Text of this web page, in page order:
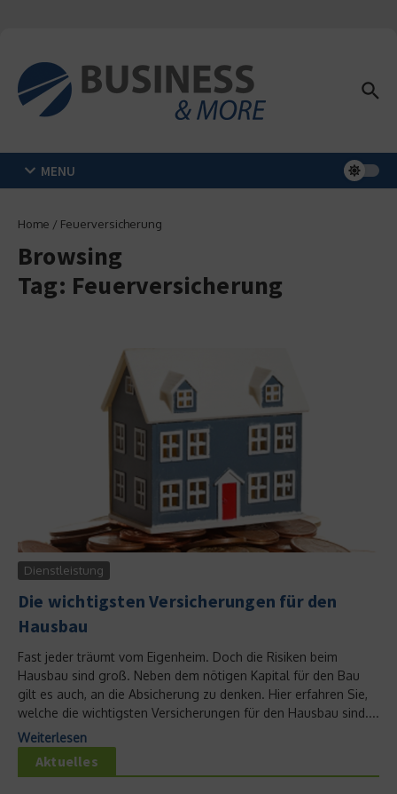
MENU
Home / Feuerversicherung
Browsing
Tag: Feuerversicherung
Dienstleistung
Die wichtigsten Versicherungen für den
Hausbau
Fast jeder träumt vom Eigenheim. Doch die Risiken beim
Hausbau sind groß. Neben dem nötigen Kapital für den Bau
gilt es auch, an die Absicherung zu denken. Hier erfahren Sie,
welche die wichtigsten Versicherungen für den Hausbau sind....
Weiterlesen
Aktuelles